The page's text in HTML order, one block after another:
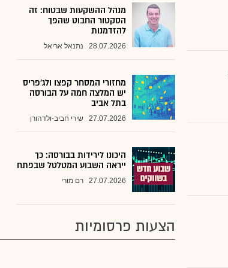
מנהל ההשקעות שבטוח: זה
הסקטור החבוט שהפך
להזדמנות
28.07.2026 נתנאל אריאל
מחזורי המסחר קפצו ולג'פריס
יש המלצה חמה על הבורסה
בתל אביב
27.07.2026 שירי חביב-ולדהורן
היכונו לירידות בבורסה: כך
ייראה השבוע המטלטל שבפתח
27.07.2026 רם מורי
הצעות פרסומיות